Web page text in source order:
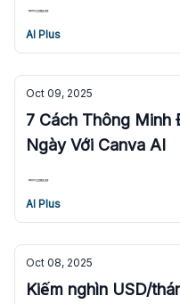
AI Plus
Oct 09, 2025
7 Cách Thông
Ngày Với Canva AI
AI Plus
Oct 08, 2025
Kiếm nghìn USD/